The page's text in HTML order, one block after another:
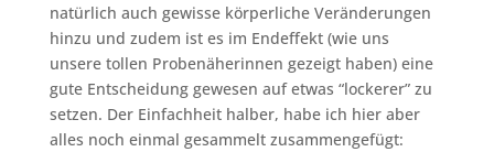
natürlich auch gewisse körperliche Veränderungen
hinzu und zudem ist es im Endeffekt (wie uns
unsere tollen Probenäherinnen gezeigt haben) eine
gute Entscheidung gewesen auf etwas “lockerer” zu
setzen. Der Einfachheit halber, habe ich hier aber
alles noch einmal gesammelt zusammengefügt: